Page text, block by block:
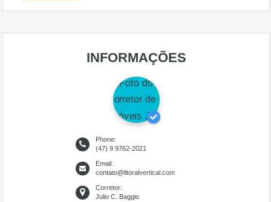
INFORMAÇÕES
Phone:
(47) 9 9762-2021
Email:
contato@litoralvertical.com
Corretor:
Julio C. Baggio